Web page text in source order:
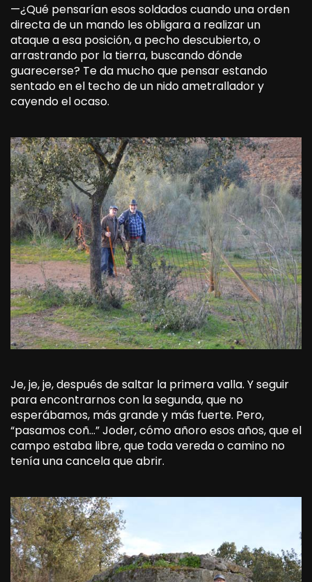
—¿Qué pensarían esos soldados cuando una orden
directa de un mando les obligara a realizar un
ataque a esa posición, a pecho descubierto, o
arrastrando por la tierra, buscando dónde
guarecerse? Te da mucho que pensar estando
sentado en el techo de un nido ametrallador y
cayendo el ocaso.
Je, je, je, después de saltar la primera valla. Y seguir
para encontrarnos con la segunda, que no
esperábamos, más grande y más fuerte. Pero,
“pasamos coñ…” Joder, cómo añoro esos años, que el
campo estaba libre, que toda vereda o camino no
tenía una cancela que abrir.